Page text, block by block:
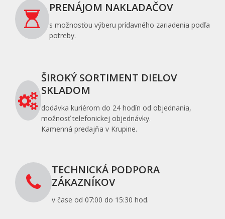
PRENÁJOM NAKLADAČOV
s možnosťou výberu prídavného zariadenia podľa
potreby.
ŠIROKÝ SORTIMENT DIELOV
SKLADOM
dodávka kuriérom do 24 hodín od objednania,
možnosť telefonickej objednávky.
Kamenná predajňa v Krupine.
TECHNICKÁ PODPORA
ZÁKAZNÍKOV
v čase od 07:00 do 15:30 hod.